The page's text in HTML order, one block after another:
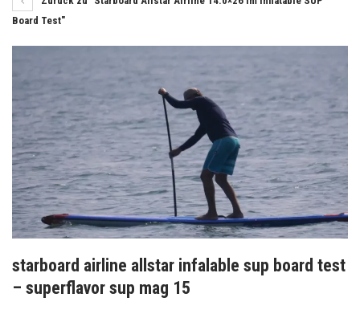
Board Test"
starboard airline allstar infalable sup board test
– superflavor sup mag 15